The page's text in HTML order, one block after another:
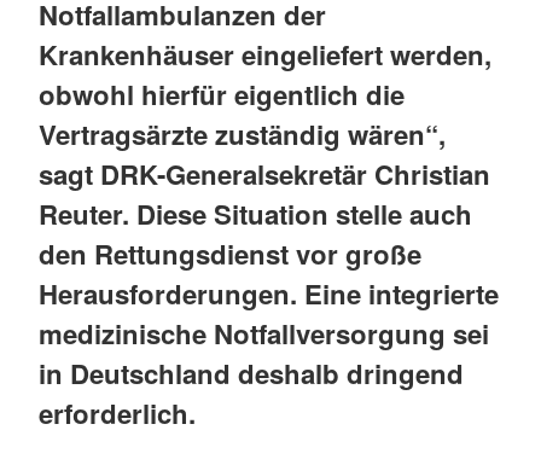
Notfallambulanzen der
Krankenhäuser eingeliefert werden,
obwohl hierfür eigentlich die
Vertragsärzte zuständig wären“,
sagt DRK-Generalsekretär Christian
Reuter. Diese Situation stelle auch
den Rettungsdienst vor große
Herausforderungen. Eine integrierte
medizinische Notfallversorgung sei
in Deutschland deshalb dringend
erforderlich.